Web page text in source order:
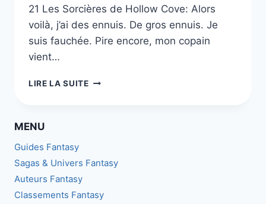
21 Les Sorcières de Hollow Cove: Alors
voilà, j’ai des ennuis. De gros ennuis. Je
suis fauchée. Pire encore, mon copain
vient…
LIRE LA SUITELES
À
MENU
Guides Fantasy
Sagas & Univers Fantasy
Auteurs Fantasy
Classements Fantasy